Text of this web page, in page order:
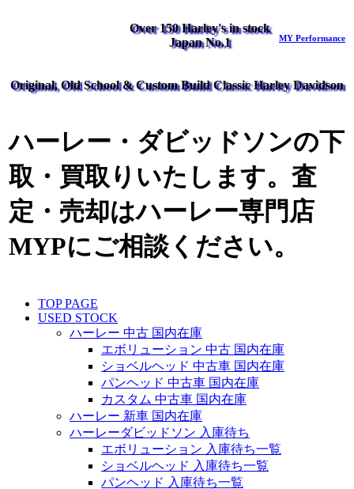
Over 150 Harley's in stock
Japan No.1
MY Performance
Original, Old School & Custom Build Classic Harley Davidson
ハーレー・ダビッドソンの下
取・買取りいたします。査
定・売却はハーレー専門店
MYPにご相談ください。
TOP PAGE
USED STOCK
ハーレー 中古 国内在庫
エボリューション 中古 国内在庫
ショベルヘッド 中古車 国内在庫
パンヘッド 中古車 国内在庫
カスタム 中古車 国内在庫
ハーレー 新車 国内在庫
ハーレーダビッドソン 入庫待ち
エボリューション 入庫待ち一覧
ショベルヘッド 入庫待ち一覧
パンヘッド 入庫待ち一覧